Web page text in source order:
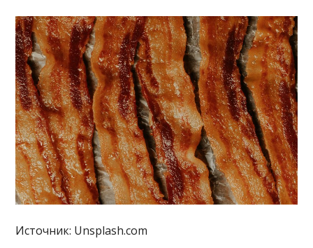
Источник: Unsplash.com